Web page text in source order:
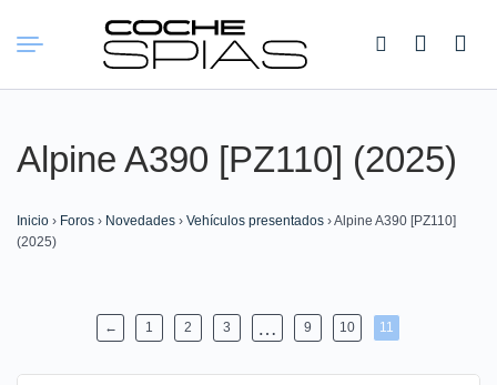
Buscar:
Alpine A390 [PZ110] (2025)
Inicio › Foros › Novedades › Vehículos presentados ›Alpine A390 [PZ110]
(2025)
← 1 2 3 … 9 10 11